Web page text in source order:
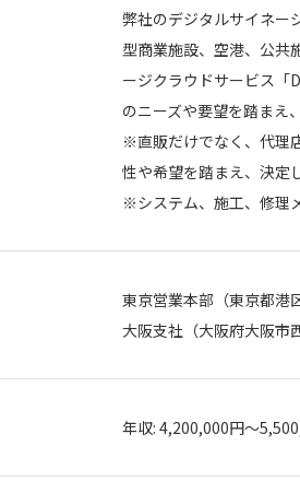
弊社のデジタルサイネー
型商業施設、空港、公共
ージクラウドサービス「
のニーズや要望を踏まえ
※直販だけでなく、代理
性や希望を踏まえ、決定
※システム、施工、修理
東京営業本部（東京都港
大阪支社（大阪府大阪市
年収: 4,200,000円～